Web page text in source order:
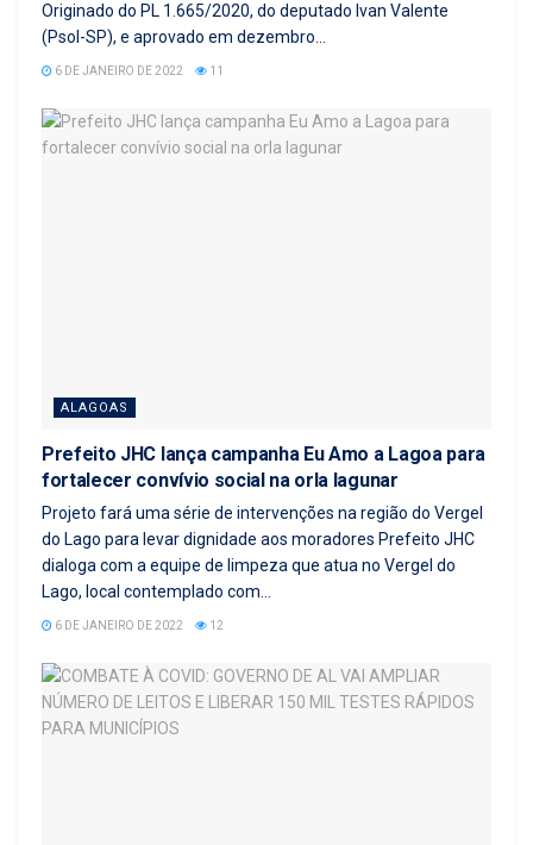
Originado do PL 1.665/2020, do deputado Ivan Valente
(Psol-SP), e aprovado em dezembro...
6 DE JANEIRO DE 2022 11
ALAGOAS
Prefeito JHC lança campanha Eu Amo a Lagoa para
fortalecer convívio social na orla lagunar
Projeto fará uma série de intervenções na região do Vergel
do Lago para levar dignidade aos moradores Prefeito JHC
dialoga com a equipe de limpeza que atua no Vergel do
Lago, local contemplado com...
6 DE JANEIRO DE 2022 12